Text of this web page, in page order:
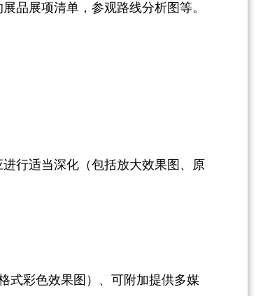
展项清单，参观路线分析图等。
行适当深化（包括放大效果图、原
式彩色效果图）、可附加提供多媒